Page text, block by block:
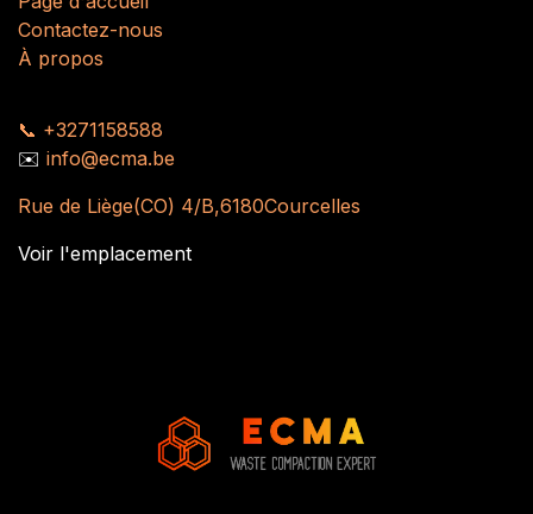
Contactez-nous
À propos
📞 +3271158588
✉️ info@ecma.be
Rue de Liège(CO) 4/B,6180Courcelles
Voir l'emplacement